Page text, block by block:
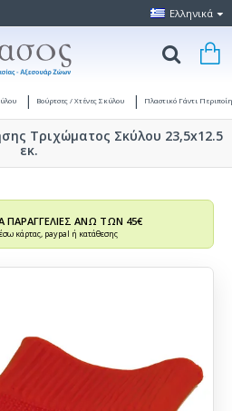
Ελληνικά
Βούρτσες / Χτένες Σκύλου Πλαστικό Γάντι
Τριχώματος Σκύλου 23,5x12.5
εκ.
ΠΑΡΑΓΓΕΛΙΕΣ ΑΝΩ ΤΩΝ 45€
κάρτας, paypal ή κατάθεσης